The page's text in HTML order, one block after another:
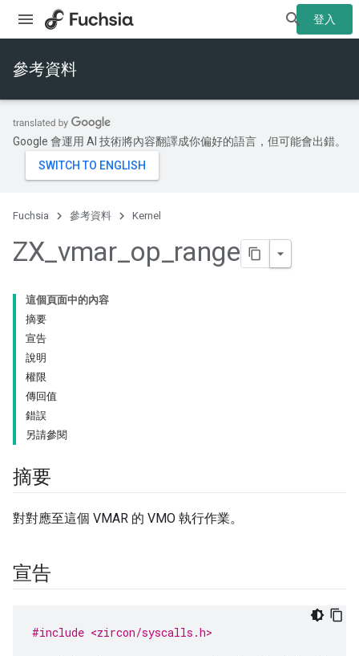
登入
參考資料
Google 會運用 AI 技術將內容翻譯成你偏好的語言，但可能會出錯。
Fuchsia 參考資料 Kernel
ZX_vmar_op_range
這個頁面中的內容
摘要
宣告
說明
權限
傳回值
錯誤
另請參閱
摘要
對對應至這個 VMAR 的 VMO 執行作業。
宣告
#include <zircon/syscalls.h>